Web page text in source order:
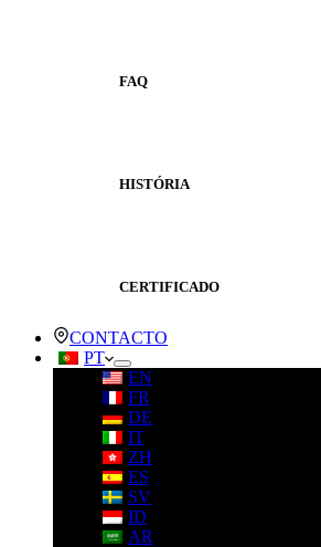
FAQ
HISTÓRIA
CERTIFICADO
CONTACTO
PT
EN
FR
DE
IT
ZH
ES
SV
ID
AR